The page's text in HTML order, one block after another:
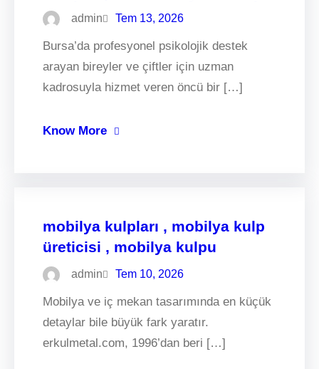
admin Tem 13, 2026
Bursa’da profesyonel psikolojik destek
arayan bireyler ve çiftler için uzman
kadrosuyla hizmet veren öncü bir […]
Know More
mobilya kulpları , mobilya kulp
üreticisi , mobilya kulpu
admin Tem 10, 2026
Mobilya ve iç mekan tasarımında en küçük
detaylar bile büyük fark yaratır.
erkulmetal.com, 1996’dan beri […]